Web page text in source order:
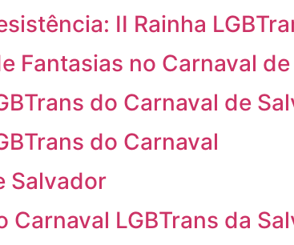
II Rainha
Fantasias no Carnaval
do Carnaval de
do Carnaval
Salvador
Carnaval LGBTrans da